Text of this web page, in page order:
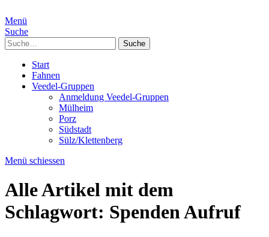
Menü
Suche
Suche
Start
Fahnen
Veedel-Gruppen
Anmeldung Veedel-Gruppen
Mülheim
Porz
Südstadt
Sülz/Klettenberg
Menü schiessen
Alle Artikel mit dem
Schlagwort: Spenden Aufruf